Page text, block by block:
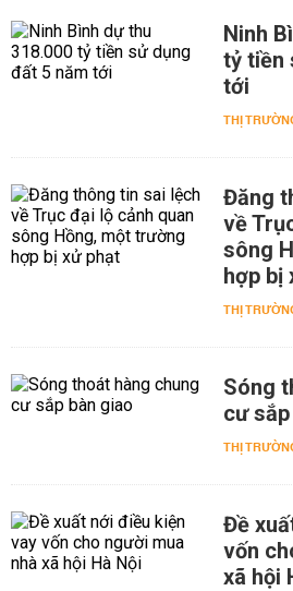
Ninh
tỷ tiền
tới
THỊ
Đăng
về
sông
hợp bị
THỊ
Sóng
cư
THỊ
Đề
vốn
xã hội